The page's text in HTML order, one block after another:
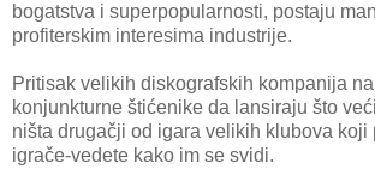
bogatstva i superpopularnosti, postaju
profiterskim interesima industrije.
Pritisak velikih diskografskih kompanija
konjunkturne štićenike da lansiraju što
ništa drugačji od igara velikih klubova koji
igrače-vedete kako im se svidi.